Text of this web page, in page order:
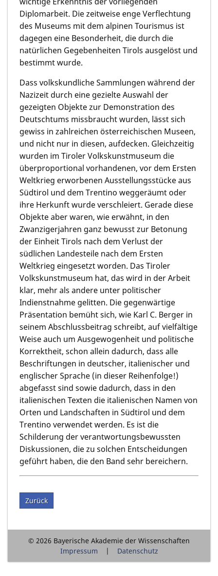
Diplomarbeit. Die zeitweise enge Verflechtung
des Museums mit dem alpinen Tourismus ist
dagegen eine Besonderheit, die durch die
natürlichen Gegebenheiten Tirols ausgelöst und
bestimmt wurde.
Dass volkskundliche Sammlungen während der
Nazizeit durch eine gezielte Auswahl der
gezeigten Objekte zur Demonstration des
Deutschtums missbraucht wurden, lässt sich
gewiss in zahlreichen österreichischen Museen,
und nicht nur in diesen, aufdecken. Gleichzeitig
wurden im Tiroler Volkskunstmuseum die
überproportional vorhandenen, vor dem Ersten
Weltkrieg erworbenen Ausstellungsstücke aus
Südtirol und dem Trentino weggeräumt oder
ihre Herkunft wurde verschleiert. Gerade diese
Objekte aber waren, wie erwähnt, in den
Zwanzigerjahren ganz bewusst zur Betonung
der Einheit Tirols nach dem Verlust der
südlichen Landesteile nach dem Ersten
Weltkrieg eingesetzt worden. Das Tiroler
Volkskunstmuseum hat, das wird in der Arbeit
klar, mehr als andere unter politischer
Indienstnahme gelitten. Die gegenwärtige
Präsentation bemüht sich, wie Karl C. Berger in
seinem Abschlussbeitrag schreibt, auf vielfältige
Weise auch um Ausgewogenheit und politische
Korrektheit, schon allein dadurch, dass alle
Beschriftungen in deutscher, italienischer und
englischer Sprache (in dieser Reihenfolge!)
abgefasst sind sowie dadurch, dass in den
italienischen Texten die italienischen Namen von
Orten und Landschaften in Südtirol und dem
Trentino verwendet werden. Es ist die
Schilderung der verantwortungsbewussten
Diskussionen, die zu solchen Entscheidungen
geführt haben, die den Band sehr bereichern.
Zurück
© 2026 Bayerische Akademie der Wissenschaften
Impressum
Datenschutz